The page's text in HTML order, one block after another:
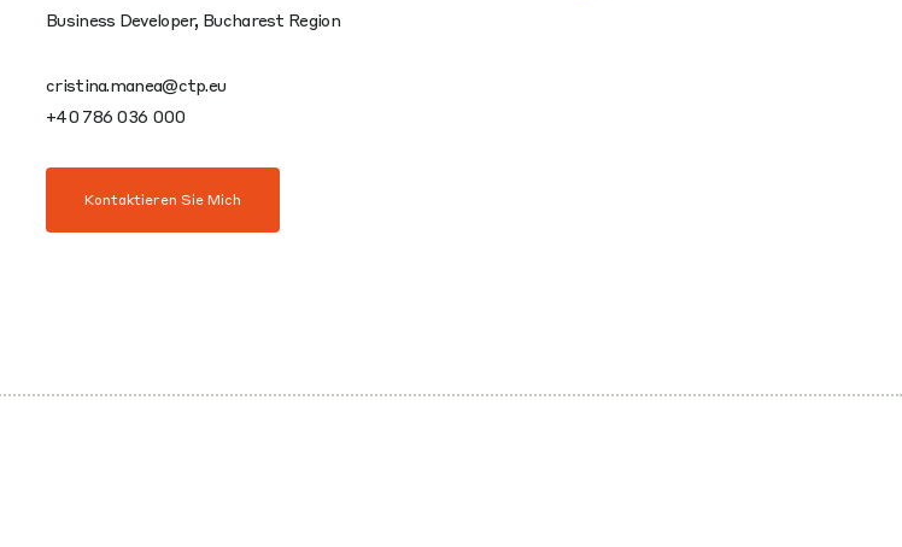
Business Developer, Bucharest Region
cristina.manea@ctp.eu
+40 786 036 000
Kontaktieren Sie Mich